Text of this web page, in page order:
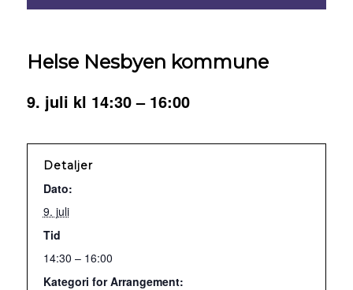
Helse Nesbyen kommune
9. juli kl 14:30– 16:00
Detaljer
Dato:
9. juli
Tid
14:30 – 16:00
Kategori for Arrangement: